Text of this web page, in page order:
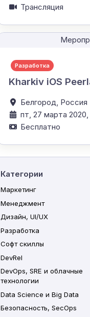
Трансляция
Разработка
Kharkiv iOS
Белгород, Россия
пт, 27 марта
Бесплатно
Категории
Маркетинг
Менеджмент
Дизайн, UI/UX
Разработка
Софт скиллы
DevRel
DevOps, SRE и облачные
технологии
Data Science и Big Data
Безопасность, SecOps